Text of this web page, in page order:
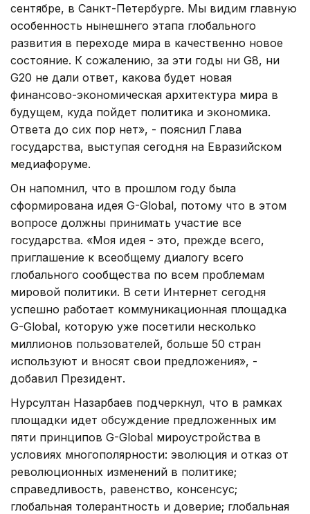
сентябре, в Санкт-Петербурге. Мы видим главную
особенность нынешнего этапа глобального
развития в переходе мира в качественно новое
состояние. К сожалению, за эти годы ни G8, ни
G20 не дали ответ, какова будет новая
финансово-экономическая архитектура мира в
будущем, куда пойдет политика и экономика.
Ответа до сих пор нет», - пояснил Глава
государства, выступая сегодня на Евразийском
медиафоруме.
Он напомнил, что в прошлом году была
сформирована идея G-Global, потому что в этом
вопросе должны принимать участие все
государства. «Моя идея - это, прежде всего,
приглашение к всеобщему диалогу всего
глобального сообщества по всем проблемам
мировой политики. В сети Интернет сегодня
успешно работает коммуникационная площадка
G-Global, которую уже посетили несколько
миллионов пользователей, больше 50 стран
используют и вносят свои предложения», -
добавил Президент.
Нурсултан Назарбаев подчеркнул, что в рамках
площадки идет обсуждение предложенных им
пяти принципов G-Global мироустройства в
условиях многополярности: эволюция и отказ от
революционных изменений в политике;
справедливость, равенство, консенсус;
глобальная толерантность и доверие; глобальная